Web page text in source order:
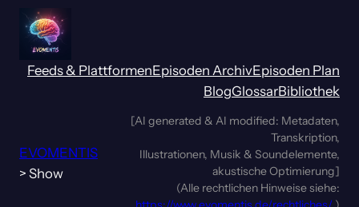
Zum
Inhalt
springen
Feeds & PlattformenEpisoden ArchivEpisoden Plan
BlogGlossarBibliothek
EVOMENTIS
> Show
[AI generated & AI modified: Metadaten,
Transkription,
Illustrationen, Musik & Soundelemente,
akustische Optimierung]
(Alle rechtlichen Hinweise siehe: